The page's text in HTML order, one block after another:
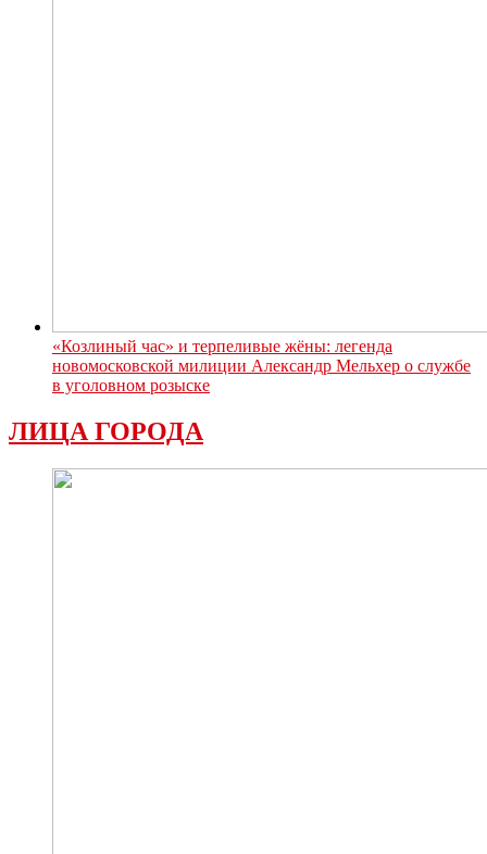
«Козлиный час» и терпеливые жёны: легенда
новомосковской милиции Александр Мельхер о службе
в уголовном розыске
ЛИЦА ГОРОДА